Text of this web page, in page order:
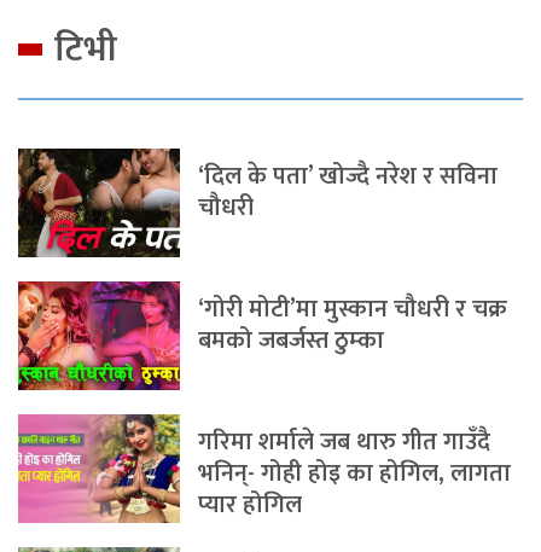
टिभी
‘दिल के पता’ खोज्दै नरेश र सविना
चौधरी
‘गोरी मोटी’मा मुस्कान चौधरी र चक्र
बमको जबर्जस्त ठुम्का
गरिमा शर्माले जब थारु गीत गाउँदै
भनिन्- गोही होइ का होगिल, लागता
प्यार होगिल